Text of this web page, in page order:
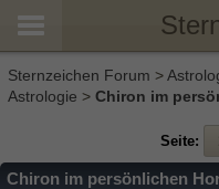
Sternzeichen Forum >
Astrologie > Chiron im
Seite:
Chiron im persönlichen